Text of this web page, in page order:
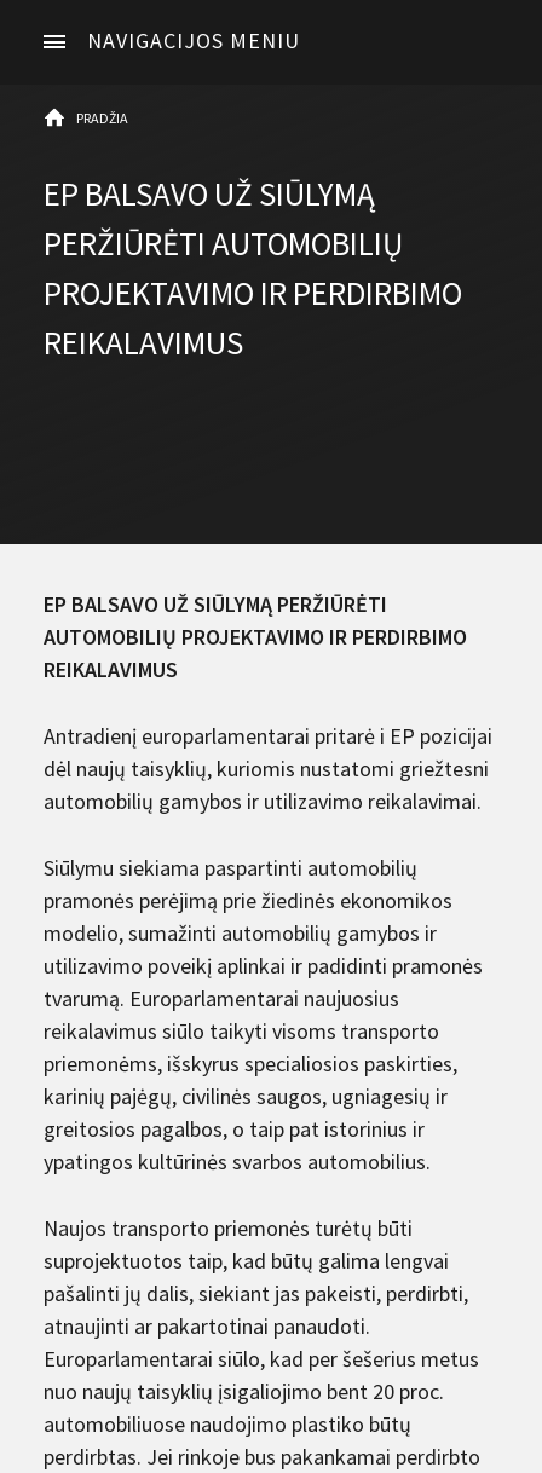
NAVIGACIJOS MENIU
PRADŽIA
EP BALSAVO UŽ SIŪLYMĄ
PERŽIŪRĖTI AUTOMOBILIŲ
PROJEKTAVIMO IR PERDIRBIMO
REIKALAVIMUS
EP BALSAVO UŽ SIŪLYMĄ PERŽIŪRĖTI
AUTOMOBILIŲ PROJEKTAVIMO IR PERDIRBIMO
REIKALAVIMUS
Antradienį europarlamentarai pritarė i EP pozicijai
dėl naujų taisyklių, kuriomis nustatomi griežtesni
automobilių gamybos ir utilizavimo reikalavimai.
Siūlymu siekiama paspartinti automobilių
pramonės perėjimą prie žiedinės ekonomikos
modelio, sumažinti automobilių gamybos ir
utilizavimo poveikį aplinkai ir padidinti pramonės
tvarumą. Europarlamentarai naujuosius
reikalavimus siūlo taikyti visoms transporto
priemonėms, išskyrus specialiosios paskirties,
karinių pajėgų, civilinės saugos, ugniagesių ir
greitosios pagalbos, o taip pat istorinius ir
ypatingos kultūrinės svarbos automobilius.
Naujos transporto priemonės turėtų būti
suprojektuotos taip, kad būtų galima lengvai
pašalinti jų dalis, siekiant jas pakeisti, perdirbti,
atnaujinti ar pakartotinai panaudoti.
Europarlamentarai siūlo, kad per šešerius metus
nuo naujų taisyklių įsigaliojimo bent 20 proc.
automobiliuose naudojimo plastiko būtų
perdirbtas. Jei rinkoje bus pakankamai perdirbto